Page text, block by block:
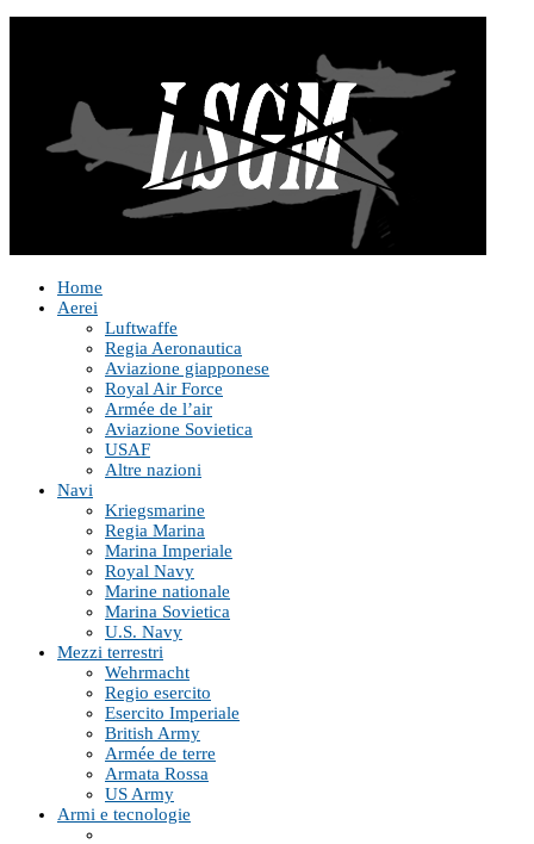
Home
Aerei
Luftwaffe
Regia Aeronautica
Aviazione giapponese
Royal Air Force
Armée de l’air
Aviazione Sovietica
USAF
Altre nazioni
Navi
Kriegsmarine
Regia Marina
Marina Imperiale
Royal Navy
Marine nationale
Marina Sovietica
U.S. Navy
Mezzi terrestri
Wehrmacht
Regio esercito
Esercito Imperiale
British Army
Armée de terre
Armata Rossa
US Army
Armi e tecnologie